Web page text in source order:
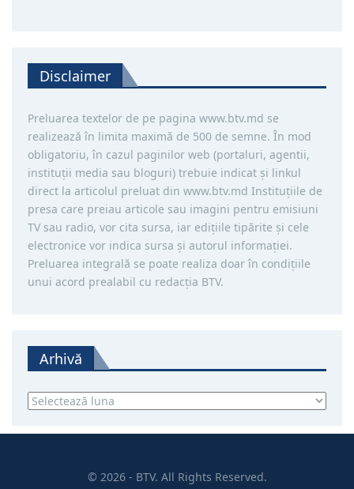
Disclaimer
Preluarea textelor de pe pagina www.btv.md se
realizează în limita maximă de 500 de semne. În mod
obligatoriu, în cazul paginilor web (portaluri, agentii,
instituţii media sau bloguri) trebuie indicat şi linkul
direct la articolul preluat din www.btv.md Instituţiile de
presa care preiau articole sau imagini pentru emisiuni
TV sau radio, vor cita sursa, iar ediţiile tipărite și cele
electronice vor indica sursa şi autorul informaţiei.
Preluarea integrală se poate realiza doar în condiţiile
unui acord prealabil cu redacţia BTV.
Arhivă
Arhivă
© 2026 - BTV. All Rights Reserved.